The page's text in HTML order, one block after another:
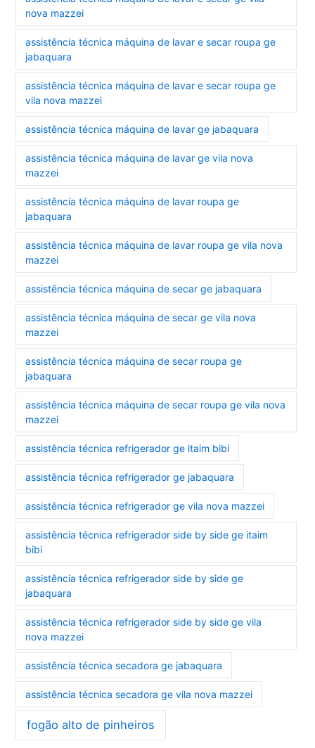
nova mazzei
assistência técnica máquina de lavar e secar roupa ge
jabaquara
assistência técnica máquina de lavar e secar roupa ge
vila nova mazzei
assistência técnica máquina de lavar ge jabaquara
assistência técnica máquina de lavar ge vila nova
mazzei
assistência técnica máquina de lavar roupa ge
jabaquara
assistência técnica máquina de lavar roupa ge vila nova
mazzei
assistência técnica máquina de secar ge jabaquara
assistência técnica máquina de secar ge vila nova
mazzei
assistência técnica máquina de secar roupa ge
jabaquara
assistência técnica máquina de secar roupa ge vila nova
mazzei
assistência técnica refrigerador ge itaim bibi
assistência técnica refrigerador ge jabaquara
assistência técnica refrigerador ge vila nova mazzei
assistência técnica refrigerador side by side ge itaim
bibi
assistência técnica refrigerador side by side ge
jabaquara
assistência técnica refrigerador side by side ge vila
nova mazzei
assistência técnica secadora ge jabaquara
assistência técnica secadora ge vila nova mazzei
fogão alto de pinheiros